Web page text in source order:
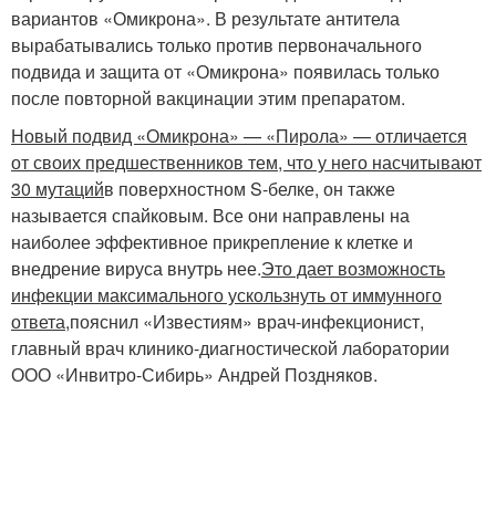
вариантов «Омикрона». В результате антитела
вырабатывались только против первоначального
подвида и защита от «Омикрона» появилась только
после повторной вакцинации этим препаратом.
Новый подвид «Омикрона» — «Пирола» — отличается
от своих предшественников тем, что у него насчитывают
30 мутацийв поверхностном S-белке, он также
называется спайковым. Все они направлены на
наиболее эффективное прикрепление к клетке и
внедрение вируса внутрь нее.Это дает возможность
инфекции максимального ускользнуть от иммунного
ответа,пояснил «Известиям» врач-инфекционист,
главный врач клинико-диагностической лаборатории
ООО «Инвитро-Сибирь» Андрей Поздняков.